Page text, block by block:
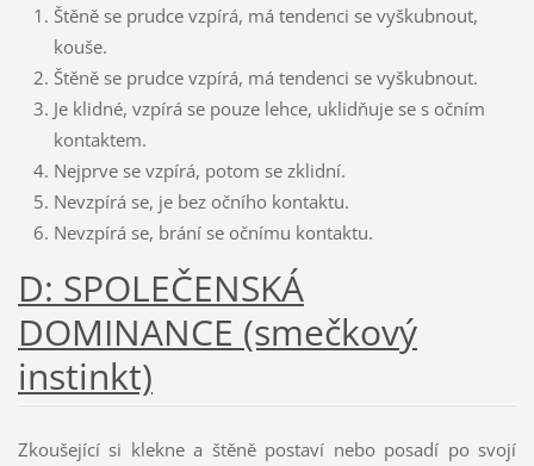
Štěně se prudce vzpírá, má tendenci se vyškubnout,
kouše.
Štěně se prudce vzpírá, má tendenci se vyškubnout.
Je klidné, vzpírá se pouze lehce, uklidňuje se s očním
kontaktem.
Nejprve se vzpírá, potom se zklidní.
Nevzpírá se, je bez očního kontaktu.
Nevzpírá se, brání se očnímu kontaktu.
D: SPOLEČENSKÁ
DOMINANCE (smečkový
instinkt)
Zkoušející si klekne a štěně postaví nebo posadí po svojí